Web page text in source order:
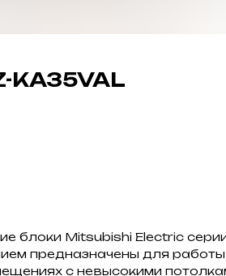
KA35VAL
блоки Mitsubishi Electric
предназначены для
с невысокими